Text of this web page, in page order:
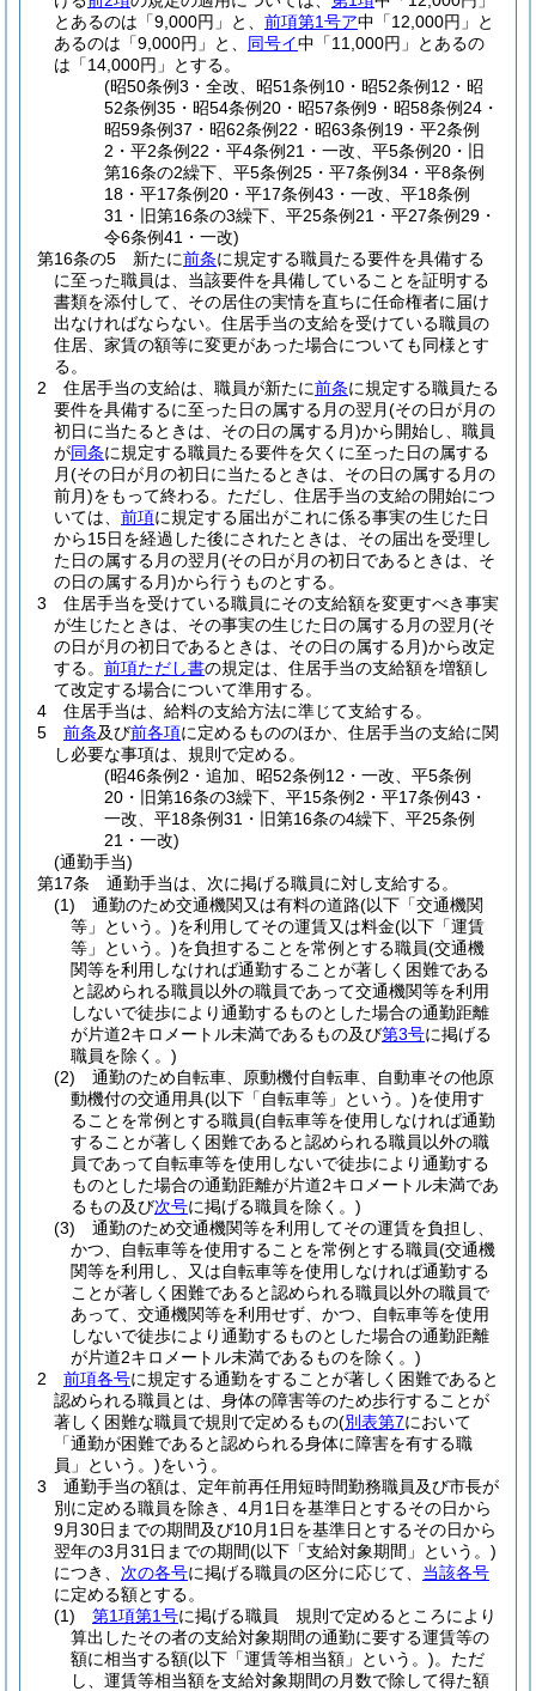
とあるのは「9,000円」と、 前項第1号ア中「12,000円」と
あるのは「9,000円」と、 同号イ中「11,000円」とあるの
は「14,000円」とする。
(昭50条例3・全改、昭51条例10・昭52条例12・昭
52条例35・昭54条例20・昭57条例9・昭58条例24・
昭59条例37・昭62条例22・昭63条例19・平2条例
2・平2条例22・平4条例21・一改、平5条例20・旧
第16条の2繰下、平5条例25・平7条例34・平8条例
18・平17条例20・平17条例43・一改、平18条例
31・旧第16条の3繰下、平25条例21・平27条例29・
令6条例41・一改)
第16条の5
新たに前条に規定する職員たる要件を具備する
に至った職員は、当該要件を具備していることを証明する
書類を添付して、その居住の実情を直ちに任命権者に届け
出なければならない。 住居手当の支給を受けている職員の
住居、家賃の額等に変更があった場合についても同様とす
る。
2
住居手当の支給は、職員が新たに前条に規定する職員たる
要件を具備するに至った日の属する月の翌月(その日が月の
初日に当たるときは、その日の属する月)から開始し、職員
が同条に規定する職員たる要件を欠くに至った日の属する
月(その日が月の初日に当たるときは、その日の属する月の
前月)をもって終わる。 ただし、住居手当の支給の開始につ
いては、 前項に規定する届出がこれに係る事実の生じた日
から15日を経過した後にされたときは、その届出を受理し
た日の属する月の翌月(その日が月の初日であるときは、そ
の日の属する月)から行うものとする。
3
住居手当を受けている職員にその支給額を変更すべき事実
が生じたときは、その事実の生じた日の属する月の翌月(そ
の日が月の初日であるときは、その日の属する月)から改定
する。 前項ただし書の規定は、住居手当の支給額を増額し
て改定する場合について準用する。
4
住居手当は、給料の支給方法に準じて支給する。
5
前条及び前各項に定めるもののほか、住居手当の支給に関
し必要な事項は、規則で定める。
(昭46条例2・追加、昭52条例12・一改、平5条例
20・旧第16条の3繰下、平15条例2・平17条例43・
一改、平18条例31・旧第16条の4繰下、平25条例
21・一改)
(通勤手当)
第17条
通勤手当は、次に掲げる職員に対し支給する。
(1)
通勤のため交通機関又は有料の道路(以下「交通機関
等」という。)を利用してその運賃又は料金(以下「運賃
等」という。)を負担することを常例とする職員(交通機
関等を利用しなければ通勤することが著しく困難である
と認められる職員以外の職員であって交通機関等を利用
しないで徒歩により通勤するものとした場合の通勤距離
が片道2キロメートル未満であるもの及び第3号に掲げる
職員を除く。)
(2)
通勤のため自転車、原動機付自転車、自動車その他原
動機付の交通用具(以下「自転車等」という。)を使用す
ることを常例とする職員(自転車等を使用しなければ通勤
することが著しく困難であると認められる職員以外の職
員であって自転車等を使用しないで徒歩により通勤する
ものとした場合の通勤距離が片道2キロメートル未満であ
るもの及び次号に掲げる職員を除く。)
(3)
通勤のため交通機関等を利用してその運賃を負担し、
かつ、自転車等を使用することを常例とする職員(交通機
関等を利用し、又は自転車等を使用しなければ通勤する
ことが著しく困難であると認められる職員以外の職員で
あって、交通機関等を利用せず、かつ、自転車等を使用
しないで徒歩により通勤するものとした場合の通勤距離
が片道2キロメートル未満であるものを除く。)
2
前項各号に規定する通勤をすることが著しく困難であると
認められる職員とは、身体の障害等のため歩行することが
著しく困難な職員で規則で定めるもの(別表第7において
「通勤が困難であると認められる身体に障害を有する職
員」という。)をいう。
3
通勤手当の額は、定年前再任用短時間勤務職員及び市長が
別に定める職員を除き、4月1日を基準日とするその日から
9月30日までの期間及び10月1日を基準日とするその日から
翌年の3月31日までの期間(以下「支給対象期間」という。)
につき、 次の各号に掲げる職員の区分に応じて、 当該各号
に定める額とする。
(1)
第1項第1号に掲げる職員 規則で定めるところにより
算出したその者の支給対象期間の通勤に要する運賃等の
額に相当する額(以下「運賃等相当額」という。)。 ただ
し、運賃等相当額を支給対象期間の月数で除して得た額